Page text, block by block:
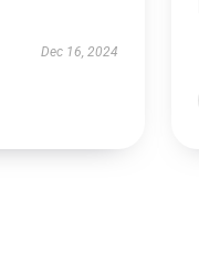
Dec 16, 2024